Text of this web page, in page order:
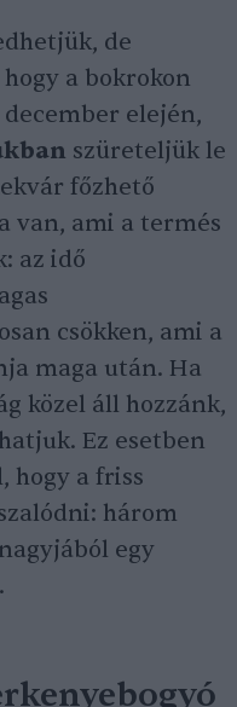
de
a bokrokon
elején,
szüreteljük le
főzhető
van, ami a termés
az idő
csökken, ami a
maga után. Ha
közel áll hozzánk,
Ez esetben
hogy a friss
három
egy